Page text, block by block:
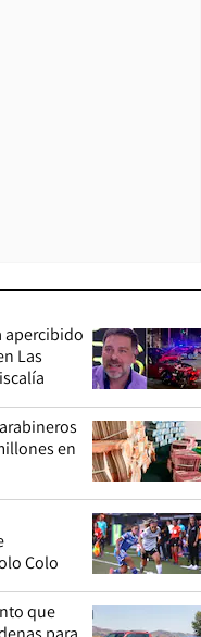
apercibido
Las
en
Colo
que